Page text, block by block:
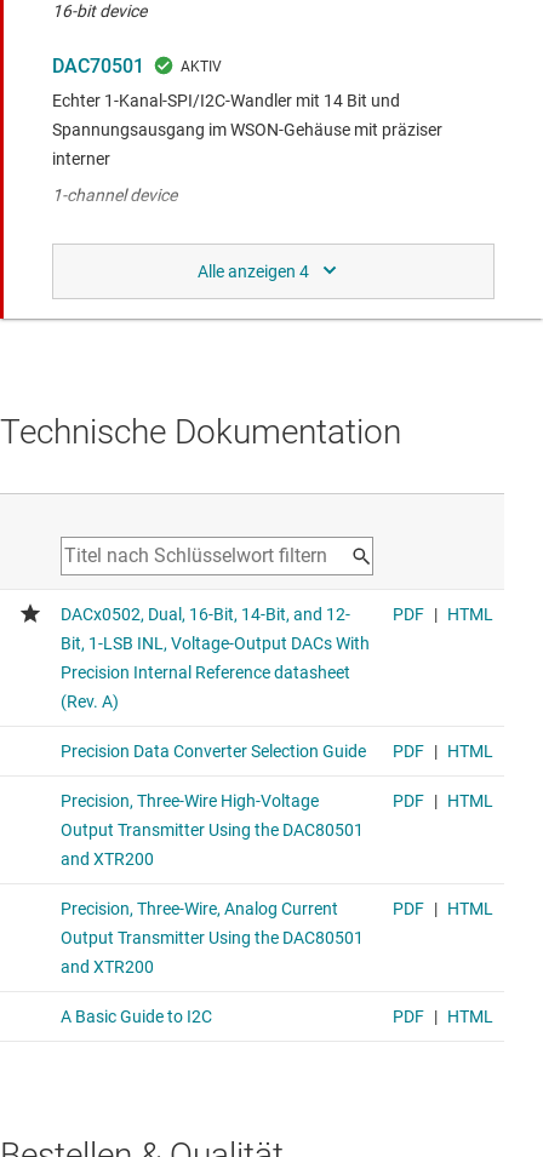
16-bit device
DAC70501
Echter 1-Kanal-SPI/I2C-Wandler mit 14 Bit und
Spannungsausgang im WSON-Gehäuse mit präziser
interner
1-channel device
DAC60502
Zweikanaliger Digital-Analog-Wandler (DAC), 1 LSB INL,
12 Bit, SPI-Spannungsausgang
Echter 4-Kanal-SPI-DAC mit 14 Bit und Spannungsausgang
Technische Dokumentation